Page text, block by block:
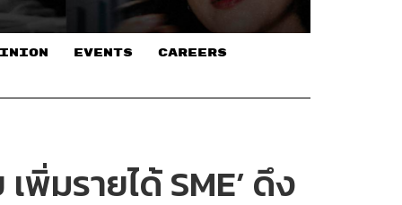
EVENTS CAREERS
พิ่มรายได้ SME’ ดึง